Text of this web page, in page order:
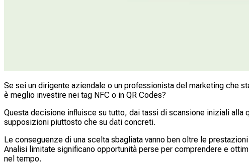
Se sei un dirigente aziendale o un professionista del marketing che
è meglio investire nei tag NFC o in QR Codes?
Questa decisione influisce su tutto, dai tassi di scansione iniziali
supposizioni piuttosto che su dati concreti.
Le conseguenze di una scelta sbagliata vanno ben oltre le
Analisi limitate significano opportunità perse per comprendere e
nel tempo.